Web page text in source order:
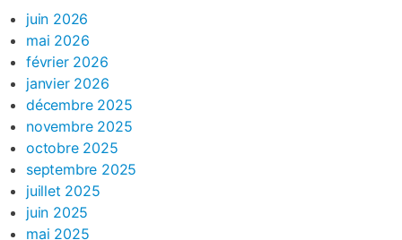
juin 2026
mai 2026
février 2026
janvier 2026
décembre 2025
novembre 2025
octobre 2025
septembre 2025
juillet 2025
juin 2025
mai 2025